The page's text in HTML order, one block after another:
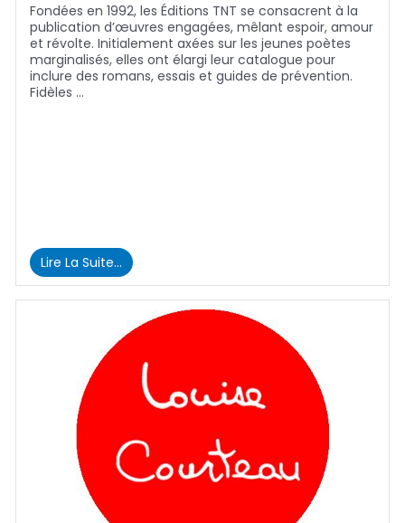
Fondées en 1992, les Éditions TNT se consacrent à la
publication d’œuvres engagées, mêlant espoir, amour
et révolte. Initialement axées sur les jeunes poètes
marginalisés, elles ont élargi leur catalogue pour
inclure des romans, essais et guides de prévention.
Fidèles …
Lire La Suite…